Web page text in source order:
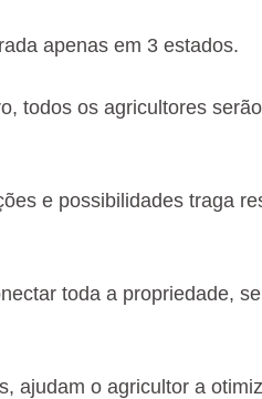
apenas em 3 estados.
todos os agricultores
e possibilidades traga
toda a propriedade,
ajudam o agricultor a